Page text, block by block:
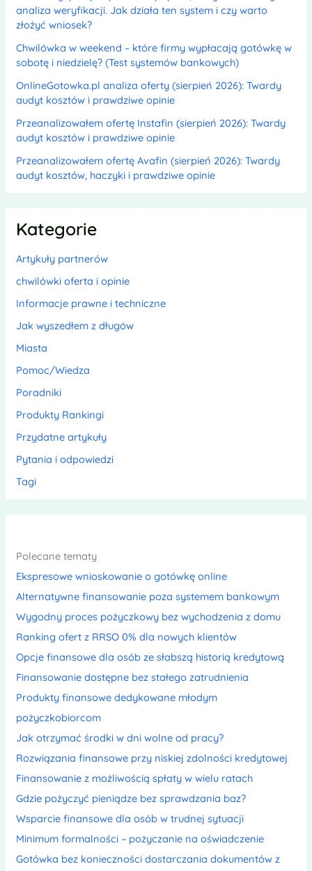
analiza weryfikacji. Jak działa ten system i czy warto
złożyć wniosek?
Chwilówka w weekend – które firmy wypłacają gotówkę w
sobotę i niedzielę? (Test systemów bankowych)
OnlineGotowka.pl analiza oferty (sierpień 2026): Twardy
audyt kosztów i prawdziwe opinie
Przeanalizowałem ofertę Instafin (sierpień 2026): Twardy
audyt kosztów i prawdziwe opinie
Przeanalizowałem ofertę Avafin (sierpień 2026): Twardy
audyt kosztów, haczyki i prawdziwe opinie
Kategorie
Artykuły partnerów
chwilówki oferta i opinie
Informacje prawne i techniczne
Jak wyszedłem z długów
Miasta
Pomoc/Wiedza
Poradniki
Produkty Rankingi
Przydatne artykuły
Pytania i odpowiedzi
Tagi
Polecane tematy
Ekspresowe wnioskowanie o gotówkę online
Alternatywne finansowanie poza systemem bankowym
Wygodny proces pożyczkowy bez wychodzenia z domu
Ranking ofert z RRSO 0% dla nowych klientów
Opcje finansowe dla osób ze słabszą historią kredytową
Finansowanie dostępne bez stałego zatrudnienia
Produkty finansowe dedykowane młodym
pożyczkobiorcom
Jak otrzymać środki w dni wolne od pracy?
Rozwiązania finansowe przy niskiej zdolności kredytowej
Finansowanie z możliwością spłaty w wielu ratach
Gdzie pożyczyć pieniądze bez sprawdzania baz?
Wsparcie finansowe dla osób w trudnej sytuacji
Minimum formalności – pożyczanie na oświadczenie
Gotówka bez konieczności dostarczania dokumentów z